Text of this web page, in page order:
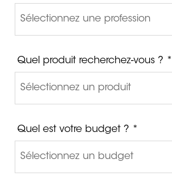
Quel produit recherchez-vous ? *
Quel est votre budget ? *